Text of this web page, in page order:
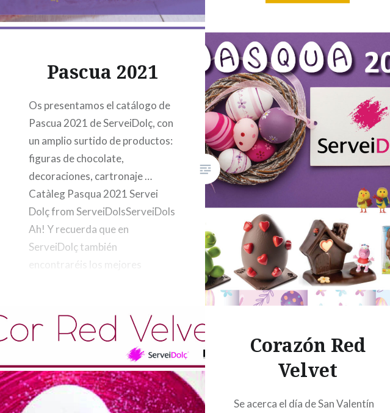
Pascua 2021
Os presentamos el catálogo de
Pascua 2021 de ServeiDolç, con
un amplio surtido de productos:
figuras de chocolate,
decoraciones, cartronaje …
Catàleg Pasqua 2021 Servei
Dolç from ServeiDolsServeiDols
Ah! Y recuerda que en
ServeiDolç también
encontraréis los mejores
Corazón Red
Velvet
Se acerca el día de San Valentín